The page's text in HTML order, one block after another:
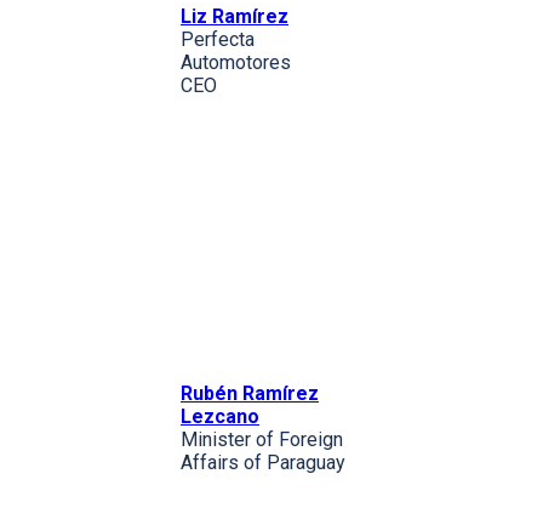
Liz Ramírez
Perfecta
Automotores
CEO
Rubén Ramírez
Lezcano
Minister of Foreign
Affairs of Paraguay